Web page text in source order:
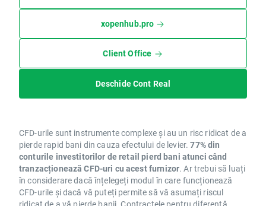
xopenhub.pro
Client Office
Deschide Cont Real
CFD-urile sunt instrumente complexe și au un risc ridicat de a
pierde rapid bani din cauza efectului de levier.77% din
conturile investitorilor de retail pierd bani atunci când
tranzacționează CFD-uri cu acest furnizor. Ar trebui să luați
în considerare dacă înțelegeți modul în care funcționează
CFD-urile și dacă vă puteți permite să vă asumați riscul